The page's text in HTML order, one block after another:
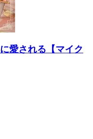
愛される【マイク